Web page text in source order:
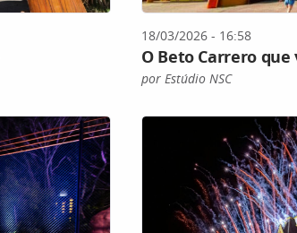
18/03/2026 - 16:58
O Beto Carrero
por Estúdio NSC